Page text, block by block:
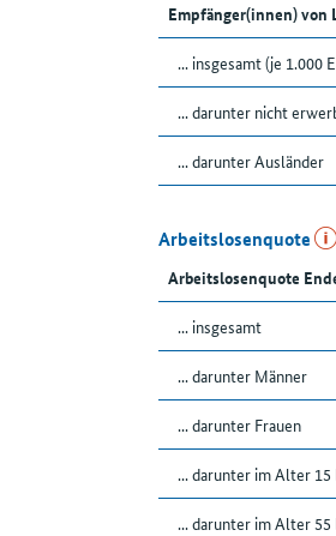
Empfänger(innen) von
... insgesamt (je 1.000
... darunter nicht
... darunter Ausländer
Arbeitslosenquote
Arbeitslosenquote
... insgesamt
... darunter Männer
... darunter Frauen
... darunter im Alter 15
... darunter im Alter 55